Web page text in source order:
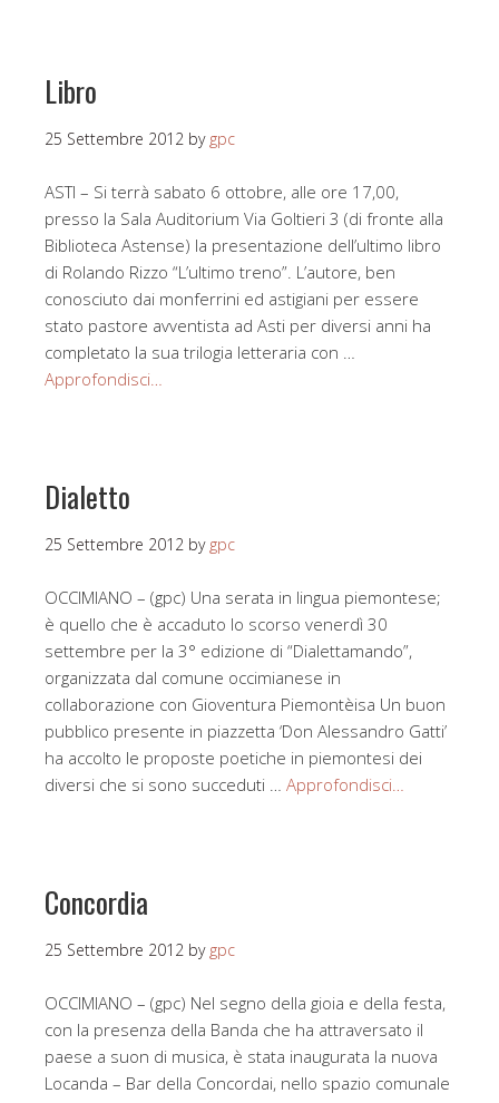
Libro
25 Settembre 2012 by gpc
ASTI – Si terrà sabato 6 ottobre, alle ore 17,00,
presso la Sala Auditorium Via Goltieri 3 (di fronte alla
Biblioteca Astense) la presentazione dell’ultimo libro
di Rolando Rizzo “L’ultimo treno”. L’autore, ben
conosciuto dai monferrini ed astigiani per essere
stato pastore avventista ad Asti per diversi anni ha
completato la sua trilogia letteraria con …
Approfondisci…
Dialetto
25 Settembre 2012 by gpc
OCCIMIANO – (gpc) Una serata in lingua piemontese;
è quello che è accaduto lo scorso venerdì 30
settembre per la 3° edizione di “Dialettamando”,
organizzata dal comune occimianese in
collaborazione con Gioventura Piemontèisa Un buon
pubblico presente in piazzetta ‘Don Alessandro Gatti’
ha accolto le proposte poetiche in piemontesi dei
diversi che si sono succeduti … Approfondisci…
Concordia
25 Settembre 2012 by gpc
OCCIMIANO – (gpc) Nel segno della gioia e della festa,
con la presenza della Banda che ha attraversato il
paese a suon di musica, è stata inaugurata la nuova
Locanda – Bar della Concordai, nello spazio comunale